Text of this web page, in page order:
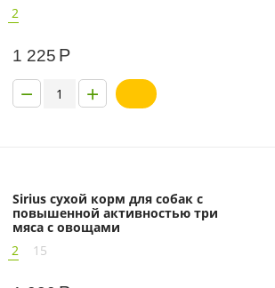
2
1 225 Р
+
−
Sirius сухой корм для собак с
повышенной активностью три
мяса с овощами
2
15